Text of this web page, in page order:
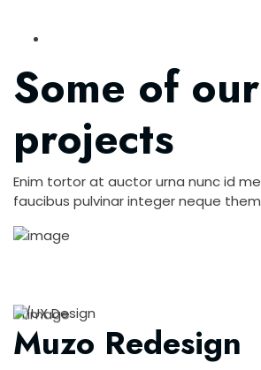
Some of
projects
Enim tortor at auctor urna nunc id
faucibus pulvinar integer neque
UI/UX Design
Muzo Redesign